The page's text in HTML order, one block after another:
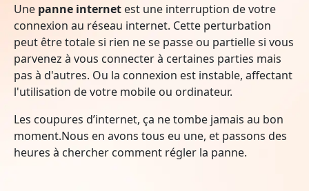
Une panne internet est une interruption de votre
connexion au réseau internet. Cette perturbation
peut être totale si rien ne se passe ou partielle si vous
parvenez à vous connecter à certaines parties mais
pas à d'autres. Ou la connexion est instable, affectant
l'utilisation de votre mobile ou ordinateur.
Les coupures d’internet, ça ne tombe jamais au bon
moment.Nous en avons tous eu une, et passons des
heures à chercher comment régler la panne.